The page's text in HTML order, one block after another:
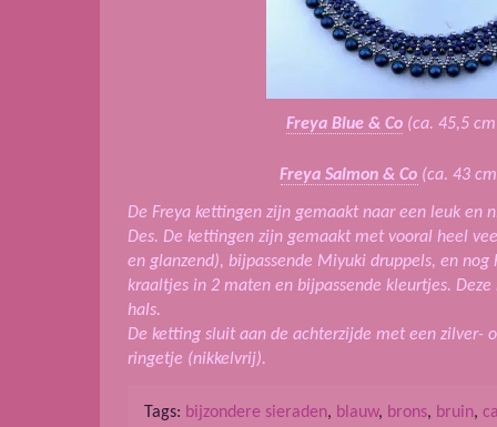
Freya Blue & Co (ca. 45,5
Freya Salmon & Co (ca. 43
De Freya kettingen zijn gemaakt naar een leuk en
Des. De kettingen zijn gemaakt met vooral heel
en glanzend), bijpassende Miyuki druppels, en
kraaltjes in 2 maten en bijpassende kleurtjes.
hals.
De ketting sluit aan de achterzijde met een zilver-
ringetje (nikkelvrij).
Tags: bijzondere sieraden, blauw, brons, bruin,